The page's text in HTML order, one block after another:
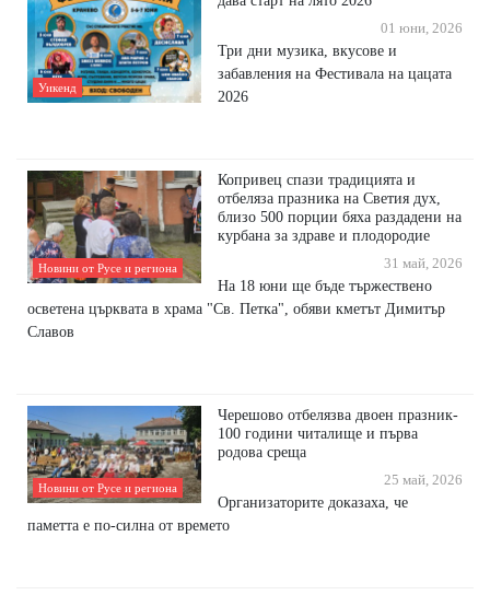
Уикенд
01 юни, 2026
Три дни музика, вкусове и
забавления на Фестивала на цацата
2026
Новини от Русе и региона
Копривец спази традицията и
отбеляза празника на Светия дух,
близо 500 порции бяха раздадени на
курбана за здраве и плодородие
31 май, 2026
На 18 юни ще бъде тържествено
осветена църквата в храма "Св. Петка", обяви кметът Димитър
Славов
Новини от Русе и региона
Черешово отбелязва двоен празник-
100 години читалище и първа
родова среща
25 май, 2026
Организаторите доказаха, че
паметта е по-силна от времето